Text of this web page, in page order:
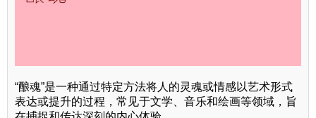
“酿魂”是一种通过特定方法将人的灵魂或情感以艺术形式
表达或提升的过程，常见于文学、音乐和绘画等领域，旨